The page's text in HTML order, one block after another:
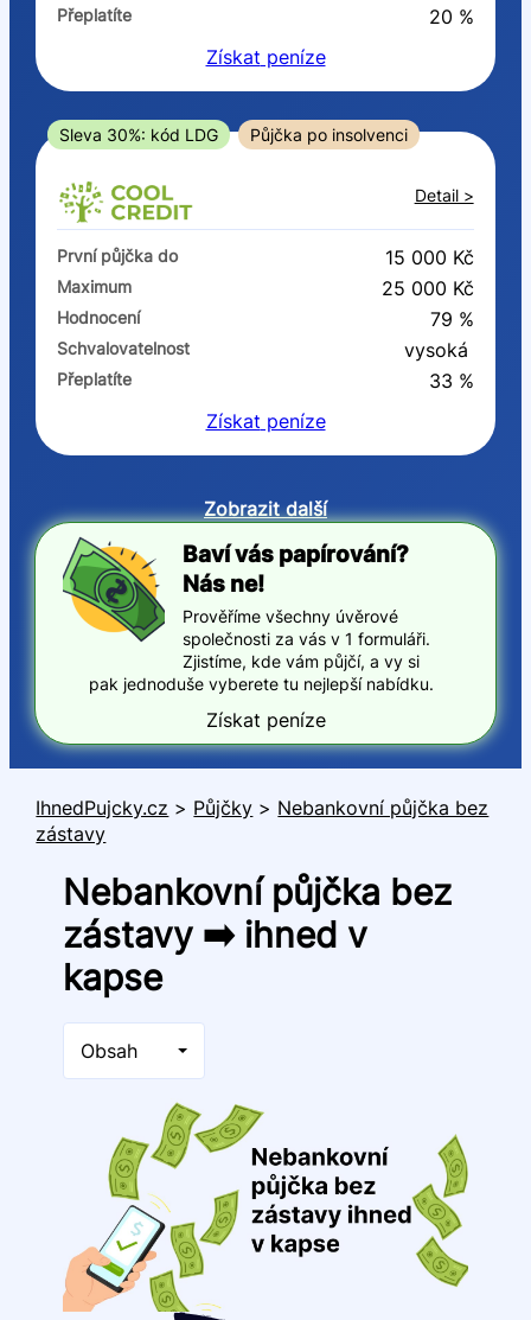
V hotovosti
ano
Přeplatíte
20 %
Získat peníze
Sleva 30%: kód LDG Půjčka po insolvenci
Detail >
První půjčka do 15 000 Kč
Maximum 25 000 Kč
Hodnocení 79 %
Schvalovatelnost vysoká
Přeplatíte
33 %
Získat peníze
Zobrazit další
Baví vás papírování?
Nás ne!
Prověříme všechny úvěrové
společnosti za vás v 1 formuláři.
Zjistíme, kde vám půjčí, a vy si
pak jednoduše vyberete tu nejlepší nabídku.
Získat peníze
IhnedPujcky.cz > Půjčky > Nebankovní půjčka bez
zástavy
Nebankovní půjčka bez
zástavy ➡️ ihned v
kapse
Obsah